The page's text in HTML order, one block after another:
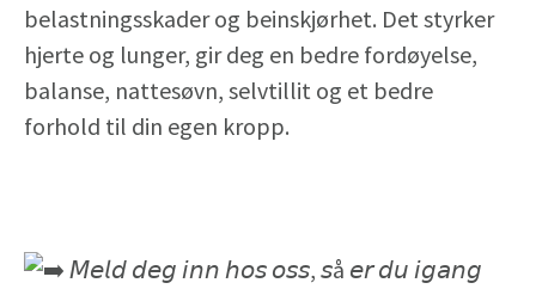
belastningsskader og beinskjørhet. Det styrker
hjerte og lunger, gir deg en bedre fordøyelse,
balanse, nattesøvn, selvtillit og et bedre
forhold til din egen kropp.⁣
𝘔𝘦𝘭𝘥 𝘥𝘦𝘨 𝘪𝘯𝘯 𝘩𝘰𝘴 𝘰𝘴𝘴, 𝘴å 𝘦𝘳 𝘥𝘶 𝘪𝘨𝘢𝘯𝘨